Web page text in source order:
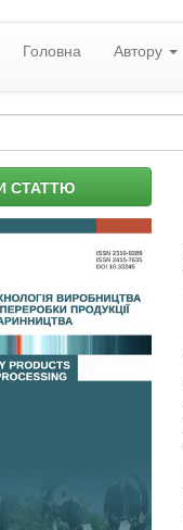
Головна Автору
СТАТТЮ